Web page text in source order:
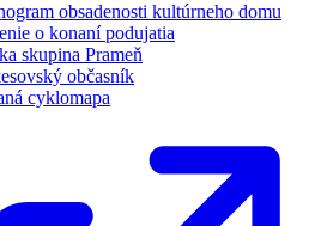
obsadenosti kultúrneho domu
o konaní podujatia
skupina Prameň
občasník
cyklomapa